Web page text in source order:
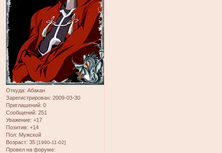
Откуда: Абакан
Зарегистрирован: 2009-03-30
Приглашений: 0
Сообщений: 251
Уважение: +17
Позитив: +14
Пол: Мужской
Возраст: 35 [1990-11-02]
Провел на форуме: